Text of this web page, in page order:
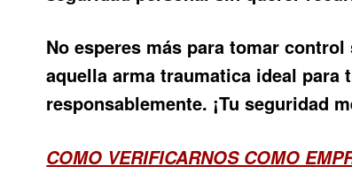
No esperes más para tomar
aquella arma traumatica ideal
responsablemente. ¡Tu seguridad
COMO VERIFICARNOS COMO